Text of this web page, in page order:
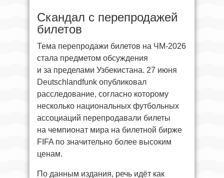
Скандал с перепродажей
билетов
Тема перепродажи билетов на ЧМ-2026
стала предметом обсуждения
и за пределами Узбекистана. 27 июня
Deutschlandfunk опубликовал
расследование, согласно которому
несколько национальных футбольных
ассоциаций перепродавали билеты
на чемпионат мира на билетной бирже
FIFA по значительно более высоким
ценам.
По данным издания, речь идёт как